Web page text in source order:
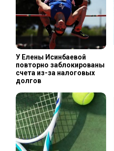
У Елены Исинбаевой
повторно заблокированы
счета из-за налоговых
долгов